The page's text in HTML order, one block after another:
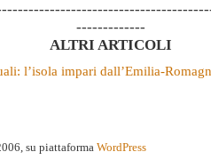
-------------
ALTRI ARTICOLI
l’isola impari dall’Emilia-
su piattaforma WordPress